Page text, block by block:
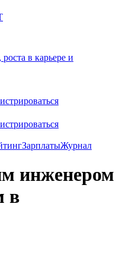
в карьере и
ЗарплатыЖурнал
инженером
в